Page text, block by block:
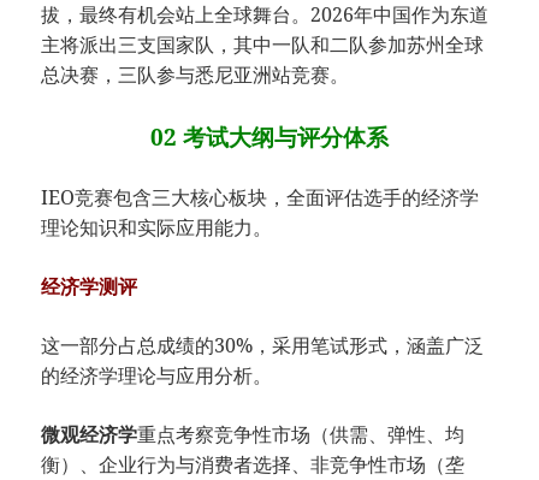
拔，最终有机会站上全球舞台。2026年中国作为东道
主将派出三支国家队，其中一队和二队参加苏州全球
总决赛，三队参与悉尼亚洲站竞赛。
02 考试大纲与评分体系
IEO竞赛包含三大核心板块，全面评估选手的经济学
理论知识和实际应用能力。
经济学测评
这一部分占总成绩的30%，采用笔试形式，涵盖广泛
的经济学理论与应用分析。
微观经济学重点考察竞争性市场（供需、弹性、均
衡）、企业行为与消费者选择、非竞争性市场（垄